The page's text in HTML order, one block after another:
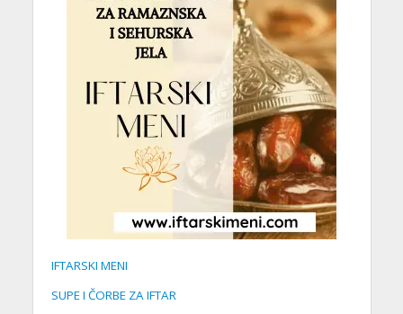
IFTARSKI MENI
SUPE I ČORBE ZA IFTAR